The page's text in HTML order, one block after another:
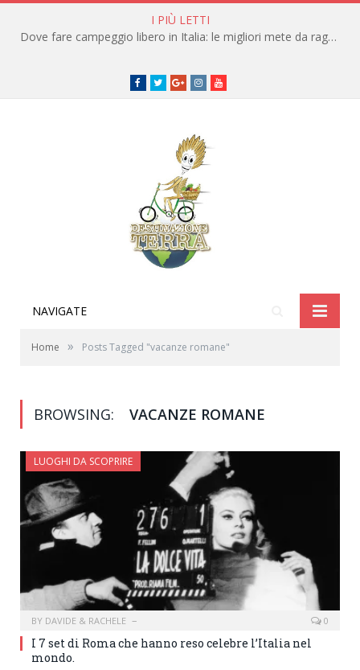
I PIÙ LETTI
Dove fare campeggio libero in Italia: le migliori mete da raggiungere in traghetto
Facebook
TwitterGoogle+instagramyoutube
NAVIGATE
Home » Posts Tagged "vacanze romane"
BROWSING: VACANZE ROMANE
LUOGHI DA SCOPRIRE
BY DAVIDE & RACHELE 0
I 7 set di Roma che hanno reso celebre l’Italia nel
mondo.